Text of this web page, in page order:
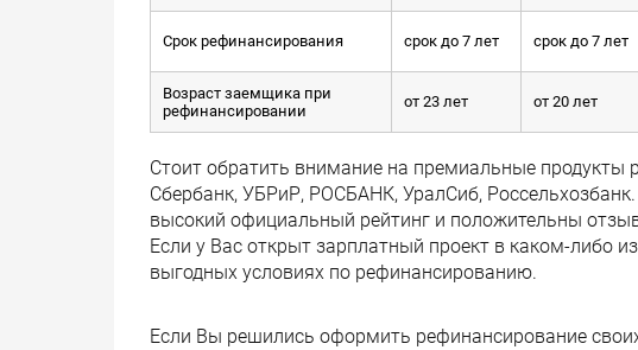
Срок рефинансирования срок до 7 лет срок до 7 лет
Возраст заемщика при
рефинансировании
от 23 лет от 20 лет
Стоит обратить внимание на премиальные продукты
Сбербанк, УБРиР, РОСБАНК, УралСиб,
высокий официальный рейтинг и положительны
Если у Вас открыт зарплатный проект в каком-либо
выгодных условиях по рефинансированию.
Если Вы решились оформить рефинансирование